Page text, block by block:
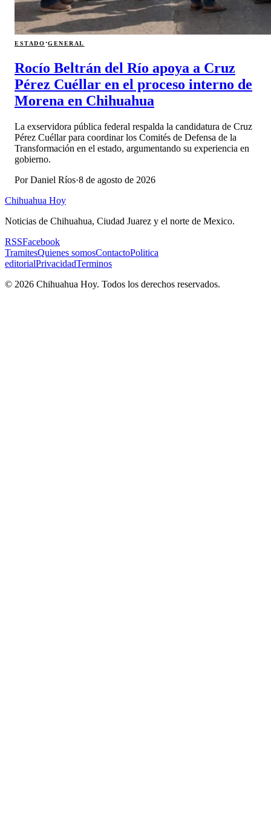
ESTADO·GENERAL
Rocío Beltrán del Río apoya a Cruz
Pérez Cuéllar en el proceso interno de
Morena en Chihuahua
La exservidora pública federal respalda la candidatura de Cruz
Pérez Cuéllar para coordinar los Comités de Defensa de la
Transformación en el estado, argumentando su experiencia en
gobierno.
PorDaniel Ríos·8 de agosto de 2026
Chihuahua Hoy
Noticias de Chihuahua, Ciudad Juarez y el norte de Mexico.
RSSFacebook
TramitesQuienes somosContactoPolitica
editorialPrivacidadTerminos
© 2026 Chihuahua Hoy. Todos los derechos reservados.